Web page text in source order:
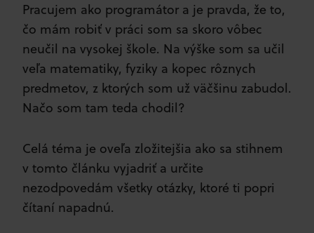
Pracujem ako programátor a je pravda, že to,
čo mám robiť v práci som sa skoro vôbec
neučil na vysokej škole. Na výške som sa učil
veľa matematiky, fyziky a kopec rôznych
predmetov, z ktorých som už väčšinu zabudol.
Načo som tam teda chodil?
Celá téma je oveľa zložitejšia ako sa stihnem
v tomto článku vyjadriť a určite
nezodpovedám všetky otázky, ktoré ti popri
čítaní napadnú.